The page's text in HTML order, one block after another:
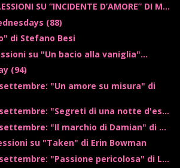
SU “INCIDENTE D’AMORE” DI M...
(88)
di Stefano Besi
su "Un bacio alla vaniglia"...
(94)
"Un amore su misura" di
"Segreti di una notte d'es...
"Il marchio di Damian" di ...
su "Taken" di Erin Bowman
"Passione pericolosa" di L...